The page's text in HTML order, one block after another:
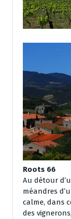
Roots 66
Au détour
méandres
calme, dans
des